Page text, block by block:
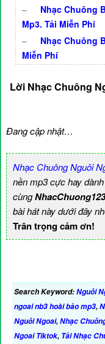
–
Nhạc Chuông
Mp3. Tải Miễn Phí
–
Nhạc Chuông
Miễn Phí
Lời Nhạc Chuông
Đang cập nhật…
Nhạc Chuông Nguôi
nền mp3 cực hay
cùng
bài hát này dưới đây
Trân trọng cảm ơn!
Search Keyword:Nguôi
ngoai nb3 hoài bảo mp3,
Nguôi Ngoai,Nhạc
Ngoai Tiktok, Tải Nhạc